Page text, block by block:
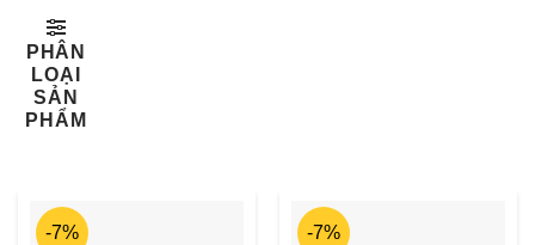
PHÂN
LOẠI
SẢN
PHẨM
-7% -7%